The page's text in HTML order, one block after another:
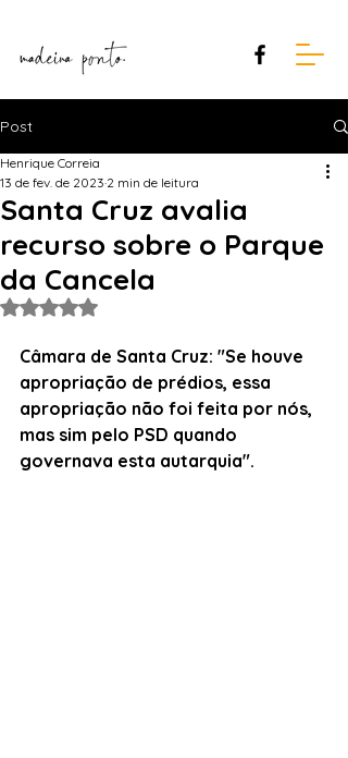
Post
Santa Cruz avalia
recurso sobre o Parque
da Cancela
Henrique Correia
13 de fev. de 2023 2 min de leitura
Avaliado com NaN de 5 estrelas.
Câmara de Santa Cruz: "Se houve
apropriação de prédios, essa
apropriação não foi feita por nós,
mas sim pelo PSD quando
governava esta autarquia".